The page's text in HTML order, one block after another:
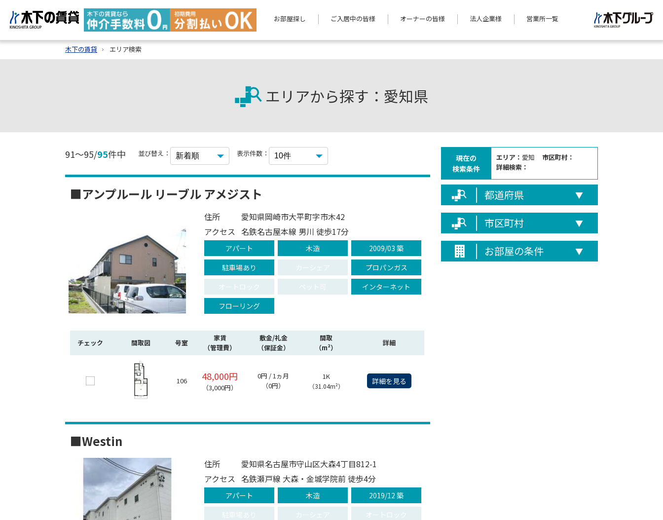
お部屋探し ご入居中の皆様 オーナーの皆様 法人企業様 営業所一覧
木下の賃貸 エリア検索
エリアから探す：愛知県
91～95/95件中 並び替え： 表示件数：
■アンプルール リーブル アメジスト
住所
愛知県岡崎市大平町字市木42
アクセス 名鉄名古屋本線 男川 徒歩17分
アパート 木造
2009/03 築
駐車場あり
カーシェア
プロパンガス
オートロック
ペット可
インターネット
フローリング
チェック 間取図 号室
家賃
（管理費）
敷金/礼金
（保証金）
間取
（m²）
詳細
106 48,000円
（3,000円）
0円 / 1ヵ月
（0円）
1K
（31.04m²）
詳細を見る
■Westin
住所
愛知県名古屋市守山区大森4丁目812-1
アクセス 名鉄瀬戸線 大森・金城学院前 徒歩4分
アパート 木造
2019/12 築
駐車場あり
カーシェア
オートロック
現在の
検索条件
エリア： 愛知
市区町村：
詳細検索：
都道府県 ▼
市区町村 ▼
お部屋の条件 ▼